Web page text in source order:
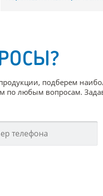
подберем
по любым вопросам.